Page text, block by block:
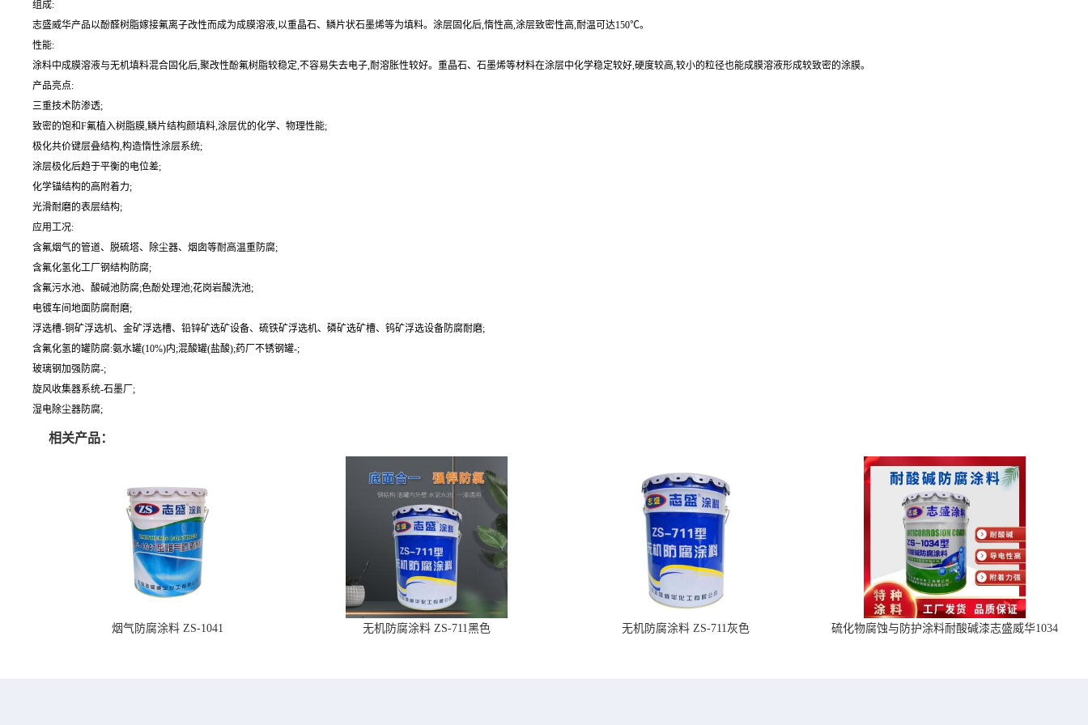
组成:
志盛威华产品以酚醛树脂嫁接氟离子改性而成为成膜溶液,以重晶石、鳞片状石墨烯等为填料。涂层固化后,惰性高,涂层致密性高,耐温可达150℃。
性能:
涂料中成膜溶液与无机填料混合固化后,聚改性酚氟树脂较稳定,不容易失去电子,耐溶胀性较好。重晶石、石墨烯等材料在涂层中化学稳定较好,硬度较高,较小的粒径也能成膜溶液形成较致密的涂膜。
产品亮点:
三重技术防渗透;
致密的饱和F氟植入树脂膜,鳞片结构颜填料,涂层优的化学、物理性能;
极化共价键层叠结构,构造惰性涂层系统;
涂层极化后趋于平衡的电位差;
化学锚结构的高附着力;
光滑耐磨的表层结构;
应用工况:
含氟烟气的管道、脱硫塔、除尘器、烟囱等耐高温重防腐;
含氟化氢化工厂钢结构防腐;
含氟污水池、酸碱池防腐;色酚处理池;花岗岩酸洗池;
电镀车间地面防腐耐磨;
浮选槽-铜矿浮选机、金矿浮选槽、铅锌矿选矿设备、硫铁矿浮选机、磷矿选矿槽、钨矿浮选设备防腐耐磨;
含氟化氢的罐防腐:氨水罐(10%)内;混酸罐(盐酸);药厂不锈钢罐-;
玻璃钢加强防腐-;
旋风收集器系统-石墨厂;
湿电除尘器防腐;
相关产品：
烟气防腐涂料 ZS-1041 无机防腐涂料 ZS-711黑色 无机防腐涂料 ZS-711灰色 硫化物腐蚀与防护涂料耐酸碱漆志盛威华1034